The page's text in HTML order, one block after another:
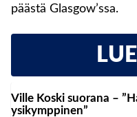
päästä Glasgow’ssa.
Ville Koski suorana –
ysikymppinen”